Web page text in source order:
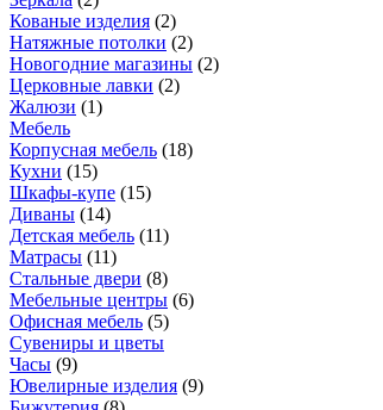
Кованые изделия (2)
Натяжные потолки (2)
Новогодние магазины (2)
Церковные лавки (2)
Жалюзи (1)
Мебель
Корпусная мебель (18)
Кухни (15)
Шкафы-купе (15)
Диваны (14)
Детская мебель (11)
Матрасы (11)
Стальные двери (8)
Мебельные центры (6)
Офисная мебель (5)
Сувениры и цветы
Часы (9)
Ювелирные изделия (9)